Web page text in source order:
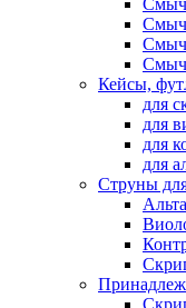
Кейсы,
для
для
для
для
Струны
Альта